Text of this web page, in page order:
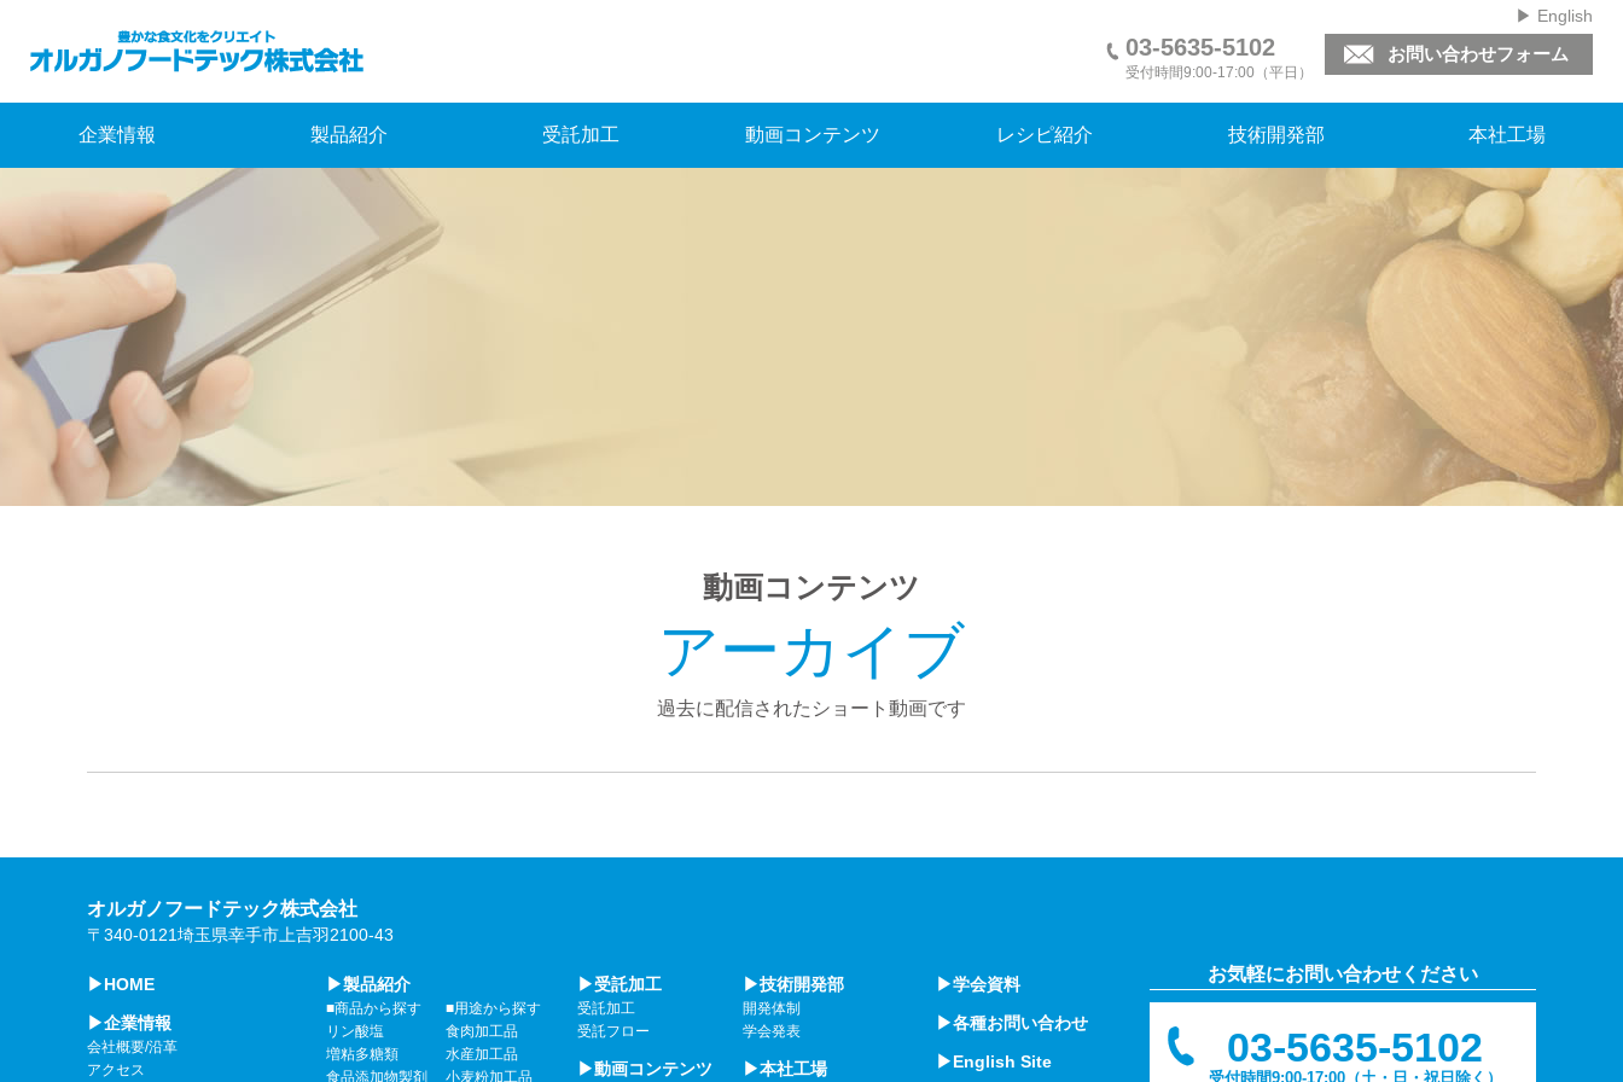
▶ English
お問い合わせフォーム
03-5635-5102
受付時間9:00-17:00（平日）
企業情報 製品紹介 受託加工 動画コンテンツ レシピ紹介 技術開発部 本社工場
動画コンテンツ
アーカイブ
過去に配信されたショート動画です
オルガノフードテック株式会社
〒340-0121埼玉県幸手市上吉羽2100-43
▶HOME
▶企業情報
会社概要/沿革
アクセス
▶製品紹介
■商品から探す
リン酸塩
増粘多糖類
食品添加物製剤
■用途から探す
食肉加工品
水産加工品
小麦粉加工品
▶受託加工
受託加工
受託フロー
▶動画コンテンツ
▶技術開発部
開発体制
学会発表
▶本社工場
▶学会資料
▶各種お問い合わせ
▶English Site
お気軽にお問い合わせください
03-5635-5102
受付時間9:00-17:00（土・日・祝日除く）